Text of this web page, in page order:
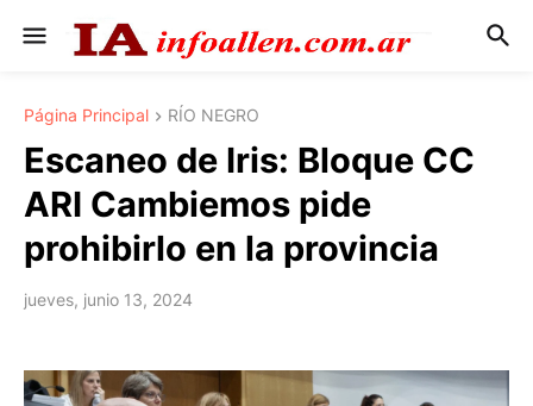
Página Principal RÍO NEGRO
Escaneo de Iris: Bloque CC
ARI Cambiemos pide
prohibirlo en la provincia
jueves, junio 13, 2024